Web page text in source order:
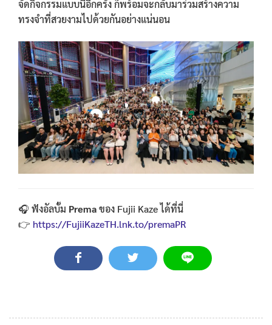
จัดกิจกรรมแบบนี้อีกครั้ง ก็พร้อมจะกลับมาร่วมสร้างความ
ทรงจำที่สวยงามไปด้วยกันอย่างแน่นอน
🎧 ฟังอัลบั้ม Premaของ Fujii Kaze ได้ที่นี่
👉 https://FujiiKazeTH.lnk.to/premaPR